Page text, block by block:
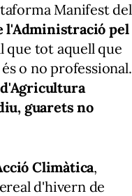
Manifest del
l'Administració pel
que tot aquell que
o no professional.
guarets no
Climàtica,
d'hivern de